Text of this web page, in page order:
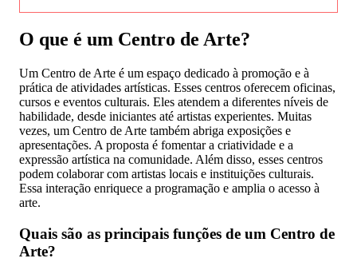
O que é um Centro de Arte?
Um Centro de Arte é um espaço dedicado à promoção e à
prática de atividades artísticas. Esses centros oferecem oficinas,
cursos e eventos culturais. Eles atendem a diferentes níveis de
habilidade, desde iniciantes até artistas experientes. Muitas
vezes, um Centro de Arte também abriga exposições e
apresentações. A proposta é fomentar a criatividade e a
expressão artística na comunidade. Além disso, esses centros
podem colaborar com artistas locais e instituições culturais.
Essa interação enriquece a programação e amplia o acesso à
arte.
Quais são as principais funções de um Centro de
Arte?